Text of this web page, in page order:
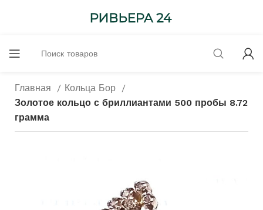
Главная
Кольца Бор
Золотое кольцо с бриллиантами 500 пробы 8.72
грамма